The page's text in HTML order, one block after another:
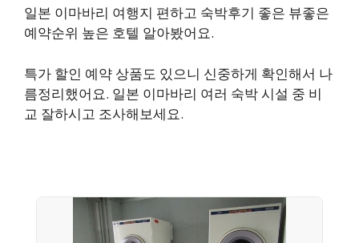
일본 이마바리 여행지 편하고 숙박후기 좋은 뷰좋은
예약순위 높은 호텔 알아봤어요.
특가 할인 예약 상품도 있으니 신중하게 확인해서 나
름정리했어요. 일본 이마바리 여러 숙박 시설 중 비
교 잘하시고 조사해보세요.